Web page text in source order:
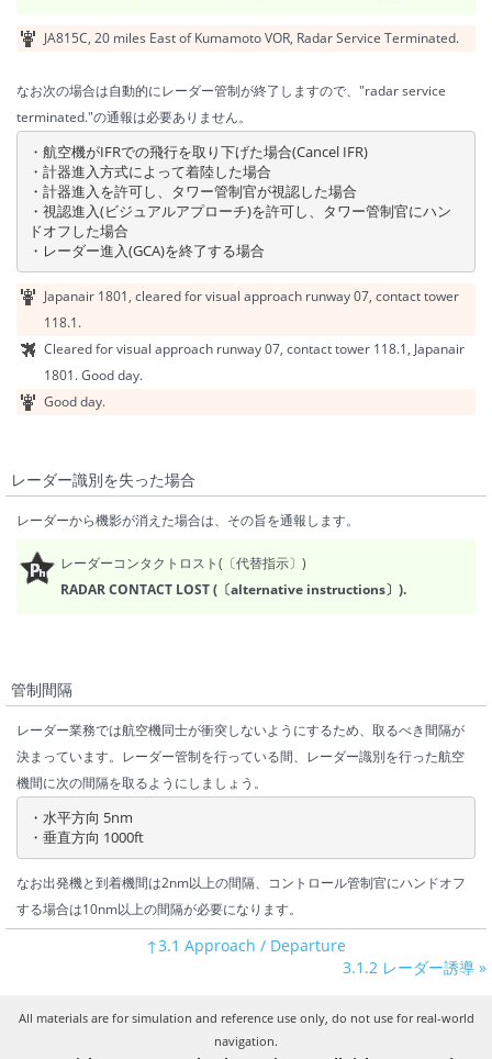
JA815C, 20 miles East of Kumamoto VOR, Radar Service Terminated.
なお次の場合は自動的にレーダー管制が終了しますので、"radar service
terminated."の通報は必要ありません。
・航空機がIFRでの飛行を取り下げた場合(Cancel IFR)
・計器進入方式によって着陸した場合
・計器進入を許可し、タワー管制官が視認した場合
・視認進入(ビジュアルアプローチ)を許可し、タワー管制官にハン
ドオフした場合
・レーダー進入(GCA)を終了する場合
Japanair 1801, cleared for visual approach runway 07, contact tower
118.1.
Cleared for visual approach runway 07, contact tower 118.1, Japanair
1801. Good day.
Good day.
レーダー識別を失った場合
レーダーから機影が消えた場合は、その旨を通報します。
レーダーコンタクトロスト(〔代替指示〕)
RADAR CONTACT LOST (〔alternative instructions〕).
管制間隔
レーダー業務では航空機同士が衝突しないようにするため、取るべき間隔が
決まっています。レーダー管制を行っている間、レーダー識別を行った航空
機間に次の間隔を取るようにしましょう。
・水平方向 5nm
・垂直方向 1000ft
なお出発機と到着機間は2nm以上の間隔、コントロール管制官にハンドオフ
する場合は10nm以上の間隔が必要になります。
↑3.1 Approach / Departure
3.1.2 レーダー誘導 »
All materials are for simulation and reference use only, do not use for real-world
navigation.